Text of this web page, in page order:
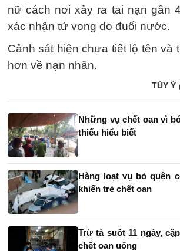
nữ cách nơi xảy ra tai nạn gần
xác nhận tử vong do đuối nước.
Cảnh sát hiện chưa tiết lộ tên và
hơn về nạn nhân.
TÙY Ý
Những vụ chết oan vì
thiếu hiểu biết
Hàng loạt vụ bỏ quên
khiến trẻ chết oan
Trừ tà suốt 11 ngày,
chết oan uổng